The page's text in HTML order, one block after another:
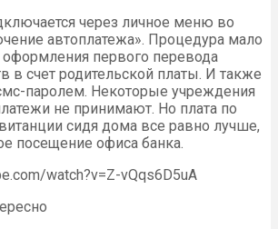
через личное меню во
автоплатежа». Процедура мало
оформления первого перевода
в счет родительской платы. И также
паролем. Некоторые учреждения
не принимают. Но плата по
сидя дома все равно лучше,
посещение офиса банка.
watch?v=Z-vQqs6D5uA